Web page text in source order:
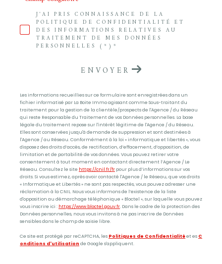
J'AI PRIS CONNAISSANCE DE LA
POLITIQUE DE CONFIDENTIALITÉ ET
DES INFORMATIONS RELATIVES AU
TRAITEMENT DE MES DONNÉES
PERSONNELLES (*)*
ENVOYER
Les informations recueillies sur ce formulaire sont enregistrées dans un
fichier informatisé par La Boite Immo agissant comme Sous-traitant du
traitement pour la gestion de la clientèle/prospects de l'Agence / du Réseau
qui reste Responsable du Traitement de vos Données personnelles. La base
légale du traitement repose sur l'intérêt légitime de l'Agence / du Réseau.
Elles sont conservées jusqu'à demande de suppression et sont destinées à
l'Agence / au Réseau. Conformément à la loi « informatique et libertés », vous
disposez des droits d’accès, de rectification, d’effacement, d’opposition, de
limitation et de portabilité de vos données. Vous pouvez retirer votre
consentement à tout moment en contactant directement l’Agence / Le
Réseau. Consultez le site https://cnil.fr/fr pour plus d’informations sur vos
droits. Si vous estimez, après avoir contacté l'Agence / le Réseau, que vos droits
« Informatique et Libertés » ne sont pas respectés, vous pouvez adresser une
réclamation à la CNIL. Nous vous informons de l’existence de la liste
d'opposition au démarchage téléphonique « Bloctel », sur laquelle vous pouvez
vous inscrire ici : https://www.bloctel.gouv.fr. Dans le cadre de la protection des
Données personnelles, nous vous invitons à ne pas inscrire de Données
sensibles dans le champ de saisie libre.
Ce site est protégé par reCAPTCHA, les Politiques de Confidentialitéet es C
onditions d'utilisation de Google s'appliquent.